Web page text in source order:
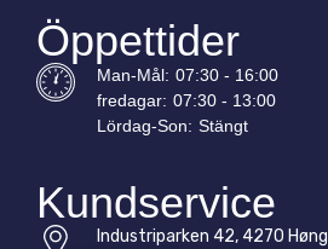
Öppettider
Man-Mål: 07:30 - 16:00
fredagar: 07:30 - 13:00
Lördag-Son: Stängt
Kundservice
Industriparken 42, 4270 Høng